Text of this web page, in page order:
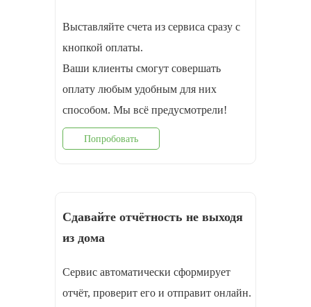
Выставляйте счета из сервиса сразу с
кнопкой оплаты.
Ваши клиенты смогут совершать
оплату любым удобным для них
способом. Мы всё предусмотрели!
Попробовать
Сдавайте отчётность не выходя
из дома
Сервис автоматически сформирует
отчёт, проверит его и отправит онлайн.